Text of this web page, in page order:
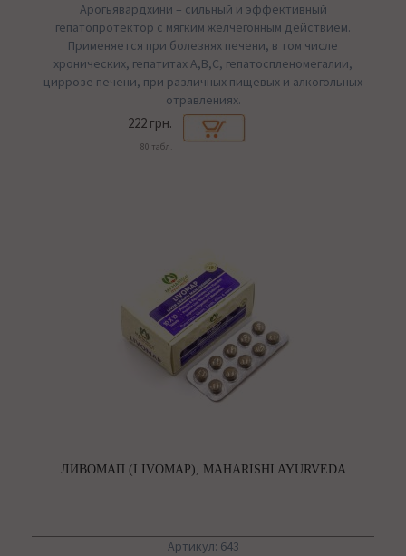
Арогьявардхини – сильный и эффективный
гепатопротектор с мягким желчегонным действием.
Применяется при болезнях печени, в том числе
хронических, гепатитах A,B,C, гепатоспленомегалии,
циррозе печени, при различных пищевых и алкогольных
отравлениях.
222 грн.
80 табл.
ЛИВОМАП (LIVOMAP), MAHARISHI AYURVEDA
Артикул: 643